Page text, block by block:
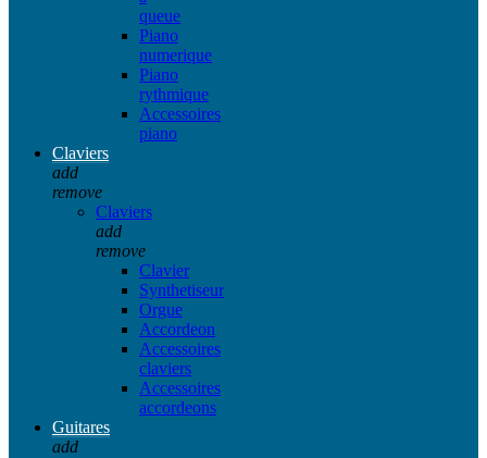
queue
Piano
numerique
Piano
rythmique
Accessoires
piano
Claviers
add
remove
Claviers
add
remove
Clavier
Synthetiseur
Orgue
Accordeon
Accessoires
claviers
Accessoires
accordeons
Guitares
add